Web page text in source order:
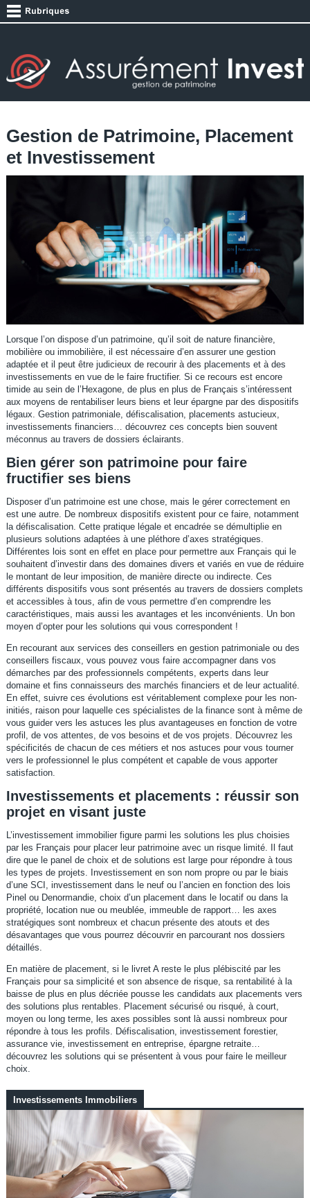
Gestion de Patrimoine, Placement
et Investissement
Lorsque l’on dispose d’un patrimoine, qu’il soit de nature financière,
mobilière ou immobilière, il est nécessaire d’en assurer une gestion
adaptée et il peut être judicieux de recourir à des placements et à des
investissements en vue de le faire fructifier. Si ce recours est encore
timide au sein de l’Hexagone, de plus en plus de Français s’intéressent
aux moyens de rentabiliser leurs biens et leur épargne par des dispositifs
légaux. Gestion patrimoniale, défiscalisation, placements astucieux,
investissements financiers… découvrez ces concepts bien souvent
méconnus au travers de dossiers éclairants.
Bien gérer son patrimoine pour faire
fructifier ses biens
Disposer d’un patrimoine est une chose, mais le gérer correctement en
est une autre. De nombreux dispositifs existent pour ce faire, notamment
la défiscalisation. Cette pratique légale et encadrée se démultiplie en
plusieurs solutions adaptées à une pléthore d’axes stratégiques.
Différentes lois sont en effet en place pour permettre aux Français qui le
souhaitent d’investir dans des domaines divers et variés en vue de réduire
le montant de leur imposition, de manière directe ou indirecte. Ces
différents dispositifs vous sont présentés au travers de dossiers complets
et accessibles à tous, afin de vous permettre d’en comprendre les
caractéristiques, mais aussi les avantages et les inconvénients. Un bon
moyen d’opter pour les solutions qui vous correspondent !
En recourant aux services des conseillers en gestion patrimoniale ou des
conseillers fiscaux, vous pouvez vous faire accompagner dans vos
démarches par des professionnels compétents, experts dans leur
domaine et fins connaisseurs des marchés financiers et de leur actualité.
En effet, suivre ces évolutions est véritablement complexe pour les non-
initiés, raison pour laquelle ces spécialistes de la finance sont à même de
vous guider vers les astuces les plus avantageuses en fonction de votre
profil, de vos attentes, de vos besoins et de vos projets. Découvrez les
spécificités de chacun de ces métiers et nos astuces pour vous tourner
vers le professionnel le plus compétent et capable de vous apporter
satisfaction.
Investissements et placements : réussir son
projet en visant juste
L’investissement immobilier figure parmi les solutions les plus choisies
par les Français pour placer leur patrimoine avec un risque limité. Il faut
dire que le panel de choix et de solutions est large pour répondre à tous
les types de projets. Investissement en son nom propre ou par le biais
d’une SCI, investissement dans le neuf ou l’ancien en fonction des lois
Pinel ou Denormandie, choix d’un placement dans le locatif ou dans la
propriété, location nue ou meublée, immeuble de rapport… les axes
stratégiques sont nombreux et chacun présente des atouts et des
désavantages que vous pourrez découvrir en parcourant nos dossiers
détaillés.
En matière de placement, si le livret A reste le plus plébiscité par les
Français pour sa simplicité et son absence de risque, sa rentabilité à la
baisse de plus en plus décriée pousse les candidats aux placements vers
des solutions plus rentables. Placement sécurisé ou risqué, à court,
moyen ou long terme, les axes possibles sont là aussi nombreux pour
répondre à tous les profils. Défiscalisation, investissement forestier,
assurance vie, investissement en entreprise, épargne retraite…
découvrez les solutions qui se présentent à vous pour faire le meilleur
choix.
Investissements Immobiliers